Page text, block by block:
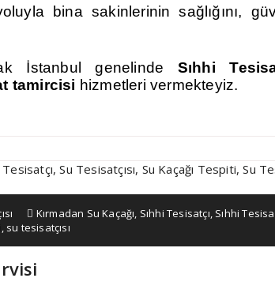
bina sakinlerinin sağlığını,
İstanbul genelinde Sıhhi
tamircisi hizmetleri vermekteyiz.
Kırmadan Su Kaçağı, Sıhhi Tesisatçı, Sıhhi
, su tesisatçısı